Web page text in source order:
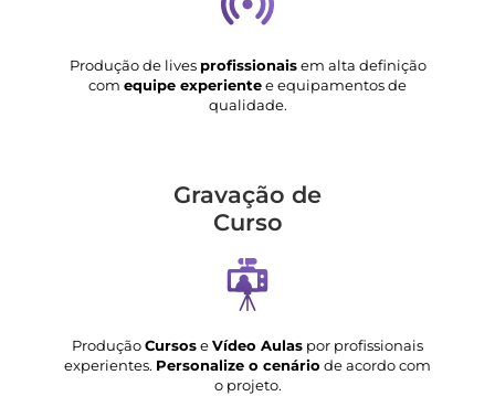
Produção de lives profissionaisem alta definição
com equipe experientee equipamentos de
qualidade.
Gravação de
Curso
ProduçãoCursoseVídeo Aulas por profissionais
experientes. Personalize o cenário de acordo com
o projeto.